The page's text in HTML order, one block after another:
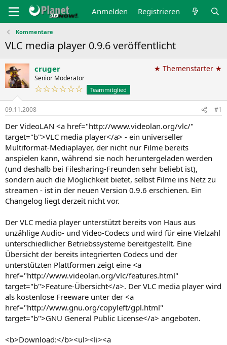
Anmelden Registrieren
Kommentare
VLC media player 0.9.6 veröffentlicht
cruger
Senior Moderator
☆☆☆☆☆☆ Teammitglied
★ Themenstarter ★
09.11.2008 #1
Der VideoLAN <a href="http://www.videolan.org/vlc/"
target="b">VLC media player</a> - ein universeller
Multiformat-Mediaplayer, der nicht nur Filme bereits
anspielen kann, während sie noch heruntergeladen werden
(und deshalb bei Filesharing-Freunden sehr beliebt ist),
sondern auch die Möglichkeit bietet, selbst Filme ins Netz zu
streamen - ist in der neuen Version 0.9.6 erschienen. Ein
Changelog liegt derzeit nicht vor.
Der VLC media player unterstützt bereits von Haus aus
unzählige Audio- und Video-Codecs und wird für eine Vielzahl
unterschiedlicher Betriebssysteme bereitgestellt. Eine
Übersicht der bereits integrierten Codecs und der
unterstützten Plattformen zeigt eine <a
href="http://www.videolan.org/vlc/features.html"
target="b">Feature-Übersicht</a>. Der VLC media player wird
als kostenlose Freeware unter der <a
href="http://www.gnu.org/copyleft/gpl.html"
target="b">GNU General Public License</a> angeboten.
<b>Download:</b><ul><li><a